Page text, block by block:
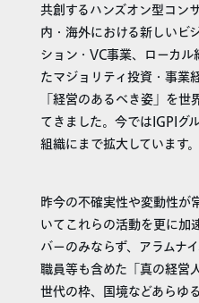
共創するハンズオン型コン
内・海外における新しいビ
ション・VC事業、ローカ
たマジョリティ投資・事業
「経営のあるべき姿」を
てきました。今ではIGPIグ
組織にまで拡大しています。
昨今の不確実性や変動性が
いてこれらの活動を更に加
バーのみならず、アラムナ
職員等も含めた「真の経営
世代の枠、国境などあらゆ